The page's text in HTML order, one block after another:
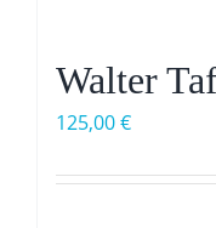
Walter
125,00€